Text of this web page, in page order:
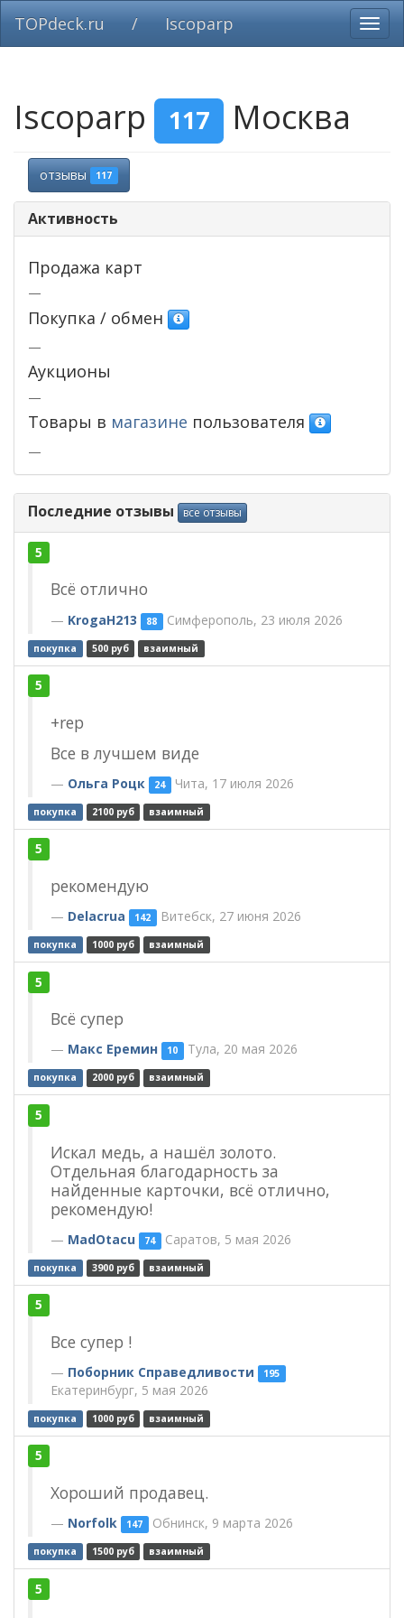
TOPdeck.ru / Iscoparp
Iscoparp 117 Москва
отзывы 117
Активность
Продажа карт
—
Покупка / обмен
—
Аукционы
—
Товары в магазине пользователя
—
Последние отзывы все отзывы
5
Всё отлично
KrogaH213 88 Симферополь, 23 июля 2026
покупка 500 руб взаимный
5
+rep
Все в лучшем виде
Ольга Роцк 24 Чита, 17 июля 2026
покупка 2100 руб взаимный
5
рекомендую
Delacrua 142 Витебск, 27 июня 2026
покупка 1000 руб взаимный
5
Всё супер
Макс Еремин 10 Тула, 20 мая 2026
покупка 2000 руб взаимный
5
Искал медь, а нашёл золото.
Отдельная благодарность за
найденные карточки, всё отлично,
рекомендую!
MadOtacu 74 Саратов, 5 мая 2026
покупка 3900 руб взаимный
5
Все супер !
Поборник Справедливости 195
Екатеринбург, 5 мая 2026
покупка 1000 руб взаимный
5
Хороший продавец.
Norfolk 147 Обнинск, 9 марта 2026
покупка 1500 руб взаимный
5